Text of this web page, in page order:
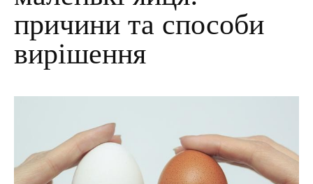
причини та способи
вирішення